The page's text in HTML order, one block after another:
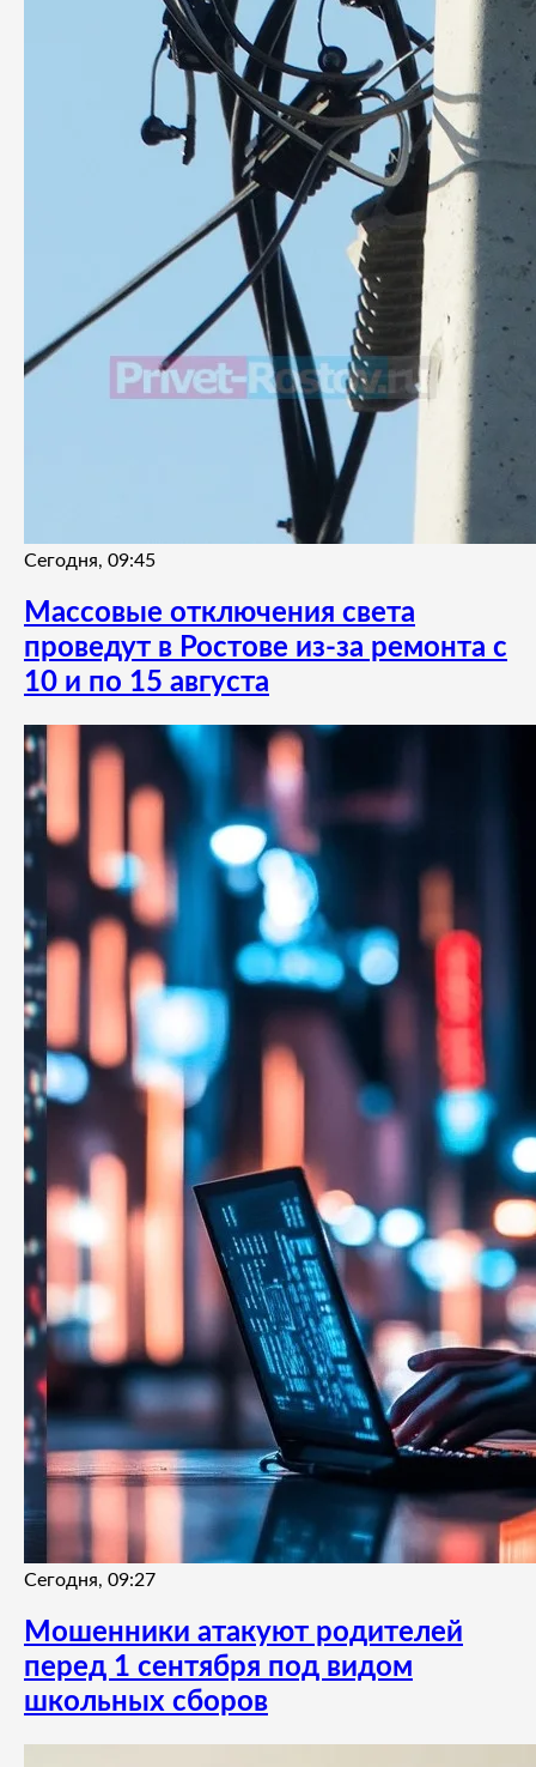
Сегодня, 09:45
Массовые отключения света
проведут в Ростове из-за ремонта с
10 и по 15 августа
Сегодня, 09:27
Мошенники атакуют родителей
перед 1 сентября под видом
школьных сборов